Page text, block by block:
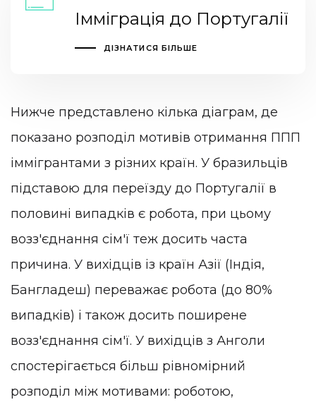
Імміграція до Португалії
ДІЗНАТИСЯ БІЛЬШЕ
Нижче представлено кілька діаграм, де
показано розподіл мотивів отримання ППП
іммігрантами з різних країн. У бразильців
підставою для переїзду до Португалії в
половині випадків є робота, при цьому
возз'єднання сім'ї теж досить часта
причина. У вихідців із країн Азії (Індія,
Бангладеш) переважає робота (до 80%
випадків) і також досить поширене
возз'єднання сім'ї. У вихідців з Анголи
спостерігається більш рівномірний
розподіл між мотивами: роботою,